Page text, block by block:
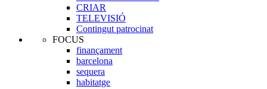
CRIAR
TELEVISIÓ
Contingut patrocinat
FOCUS
finançament
barcelona
sequera
habitatge